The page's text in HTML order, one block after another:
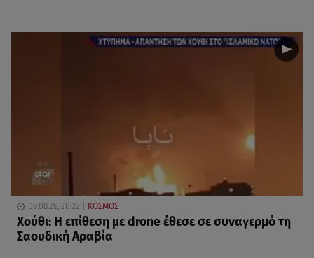
09.08.26, 20:22 ΚΟΣΜΟΣ
Χούθι: Η επίθεση με drone έθεσε σε συναγερμό τη
Σαουδική Αραβία